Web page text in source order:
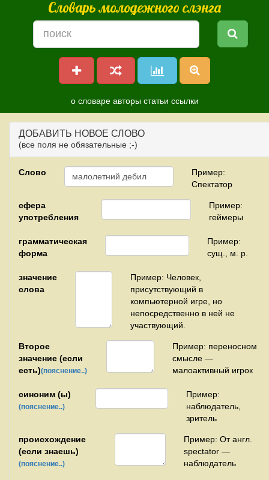
Словарь молодежного слэнга
о словаре авторы статьи ссылки
ДОБАВИТЬ НОВОЕ СЛОВО
(все поля не обязательные ;-)
Слово
Пример:
Спектатор
сфера
употребления
Пример:
геймеры
грамматическая
форма
Пример:
сущ., м. р.
значение
слова
Пример: Человек,
присутствующий в
компьютерной игре, но
непосредственно в ней не
участвующий.
Второе
значение (если
есть)(пояснение..)
Пример: переносном
смысле —
малоактивный игрок
синоним (ы)
(пояснение..)
Пример:
наблюдатель,
зритель
происхождение
(если знаешь)
(пояснение..)
Пример: От англ.
spectator —
наблюдатель